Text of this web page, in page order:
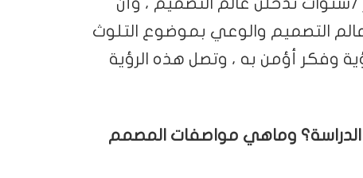
التصميم والوعي بموضوع التلوث
وفكر أؤمن به ، وتصل هذه الرؤية
الدراسة؟ وماهي مواصفات المصمم